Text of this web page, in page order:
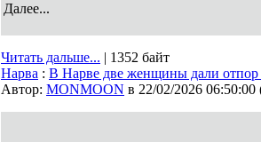
Далее...
Читать дальше... | 1352 байт
Нарва : В Нарве две женщины дали
Автор: MONMOON в 22/02/2026 06:50:00